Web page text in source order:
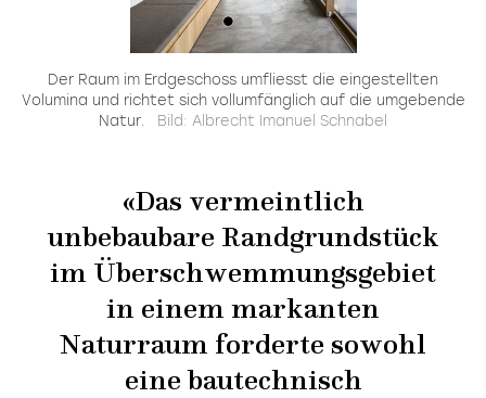
Der Raum im Erdgeschoss umfliesst die eingestellten
Volumina und richtet sich vollumfänglich auf die umgebende
Natur.
Bild: Albrecht Imanuel Schnabel
«Das vermeintlich
unbebaubare Randgrundstück
im Überschwemmungsgebiet
in einem markanten
Naturraum forderte sowohl
eine bautechnisch